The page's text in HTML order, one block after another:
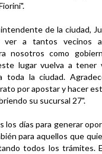
de la ciudad,
a tantos vecinos
nosotros como
lugar vuelva a tener
toda la ciudad.
por apostar y hacer
su sucursal 27".
los días para generar
para aquellos que
todos los trámites.